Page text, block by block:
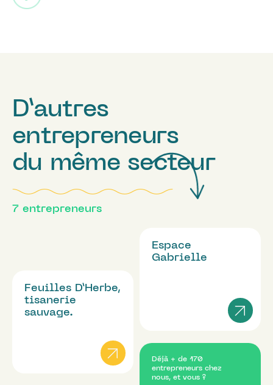
D’autres
entrepreneurs
du même secteur
7 entrepreneurs
Espace
Gabrielle
Feuilles D’Herbe,
tisanerie
sauvage.
Déjà + de 170
entrepreneurs chez
nous, et vous ?